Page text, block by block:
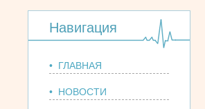
Навигация
• ГЛАВНАЯ
• НОВОСТИ